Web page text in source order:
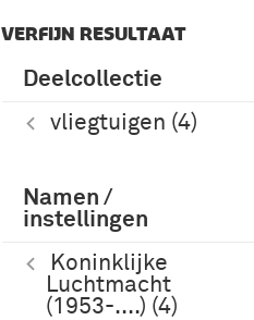
VERFIJN RESULTAAT
Deelcollectie
vliegtuigen (4)
Namen /
instellingen
Koninklijke
Luchtmacht
(1953-....) (4)